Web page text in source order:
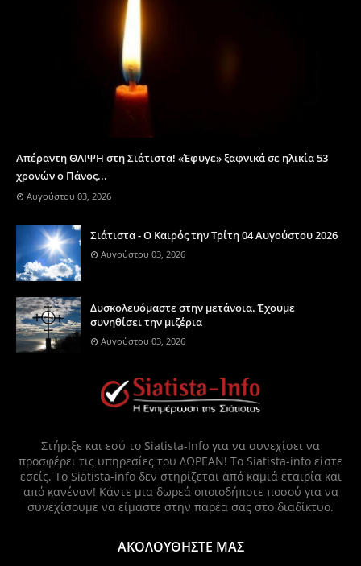
Απέραντη ΘΛΙΨΗ στη Σιάτιστα! «Έφυγε» ξαφνικά σε ηλικία 53
χρονών ο Πάνος...
Αυγούστου 03, 2026
Σιάτιστα - Ο Καιρός την Τρίτη 04 Αυγούστου 2026
Αυγούστου 03, 2026
Δυσκολευόμαστε στην μετάνοια. Έχουμε
συνηθίσει την μιζέρια
Αυγούστου 03, 2026
Στήριξε και εσύ το Siatista-Info για να συνεχίσει να
προσφέρει τις υπηρεσίες του ΔΩΡΕΑΝ! Το Siatista-info είστε
εσείς. Το Siatista-info δεν στηρίζεται από καμιά εταιρία και
από κανέναν! Κάντε μια δωρεά οποιοδήποτε ποσού για να
συνεχίσουμε να είμαστε στην παρέα σας στο διαδίκτυο.
ΑΚΟΛΟΥΘΗΣΤΕ ΜΑΣ